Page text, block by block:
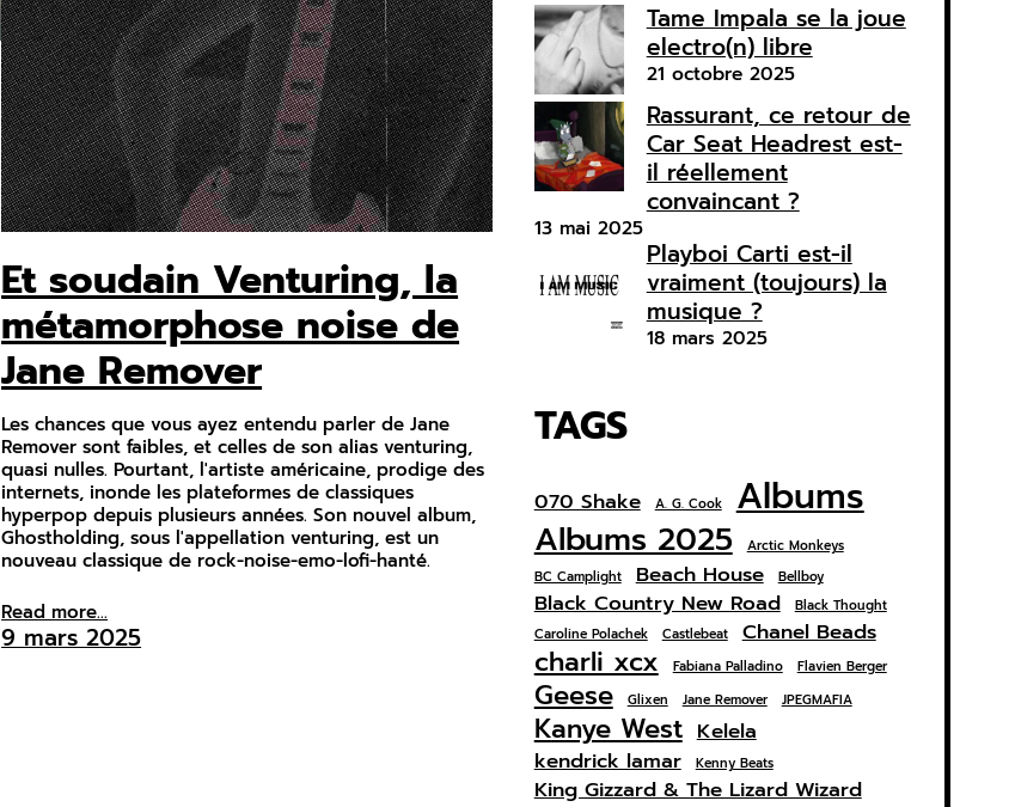
Et soudain Venturing, la
métamorphose noise de
Jane Remover
Les chances que vous ayez entendu parler de Jane
Remover sont faibles, et celles de son alias venturing,
quasi nulles. Pourtant, l'artiste américaine, prodige des
internets, inonde les plateformes de classiques
hyperpop depuis plusieurs années. Son nouvel album,
Ghostholding, sous l'appellation venturing, est un
nouveau classique de rock-noise-emo-lofi-hanté.
Read more...
9 mars 2025
Tame Impala se la joue
electro(n) libre
21 octobre 2025
Rassurant, ce retour de
Car Seat Headrest est-
il réellement
convaincant ?
13 mai 2025
Playboi Carti est-il
vraiment (toujours) la
musique ?
18 mars 2025
TAGS
070 Shake A. G. Cook Albums
Albums 2025
Arctic Monkeys
BC Camplight
Beach House Bellboy
Black Country New Road
Black Thought
Caroline Polachek
Castlebeat Chanel Beads
charli xcx Fabiana Palladino Flavien Berger
Geese Glixen Jane Remover JPEGMAFIA
Kanye West Kelela
kendrick lamar
Kenny Beats
King Gizzard & The Lizard Wizard